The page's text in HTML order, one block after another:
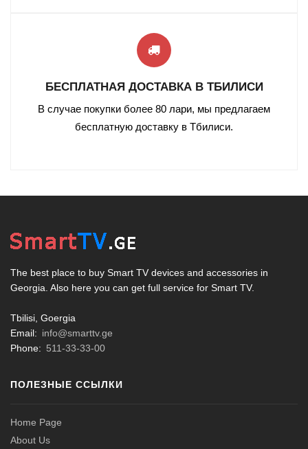
БЕСПЛАТНАЯ ДОСТАВКА В ТБИЛИСИ
В случае покупки более 80 лари, мы предлагаем
бесплатную доставку в Тбилиси.
The best place to buy Smart TV devices and accessories in
Georgia. Also here you can get full service for Smart TV.
Tbilisi, Goergia
Email: info@smarttv.ge
Phone: 511-33-33-00
ПОЛЕЗНЫЕ ССЫЛКИ
Home Page
About Us